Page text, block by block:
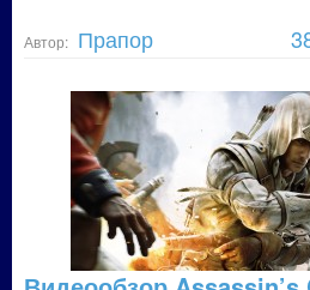
Автор: Прапор